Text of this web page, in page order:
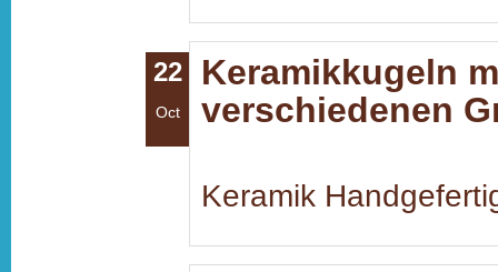
22
Oct
Keramikkugeln
verschiedenen
Keramik